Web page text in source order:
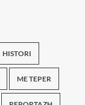
HISTORI
ME TEPER